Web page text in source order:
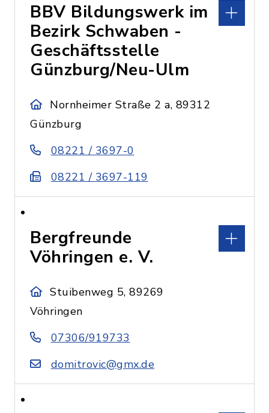
BBV Bildungswerk im
Bezirk Schwaben -
Geschäftsstelle
Günzburg/Neu-Ulm
Nornheimer Straße 2 a, 89312
Günzburg
08221 / 3697-0
08221 / 3697-119
Bergfreunde
Vöhringen e. V.
Stuibenweg 5, 89269
Vöhringen
07306/919733
domitrovic@gmx.de